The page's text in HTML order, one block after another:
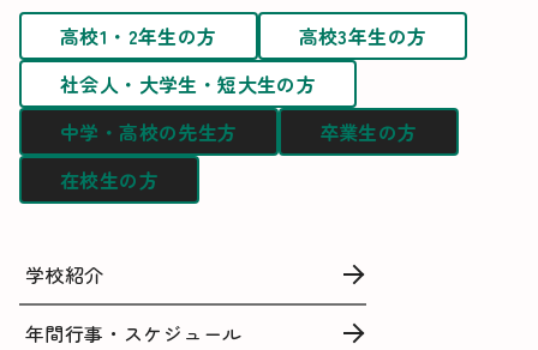
高校1・2年生の方
高校3年生の方
社会人・大学生・短大生の方
中学・高校の先生方
卒業生の方
在校生の方
学校紹介
年間行事・スケジュール